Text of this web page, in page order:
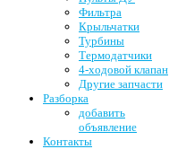
Фильтра
Крыльчатки
Турбины
Термодатчики
4-ходовой клапан
Другие запчасти
Разборка
добавить
объявление
Контакты